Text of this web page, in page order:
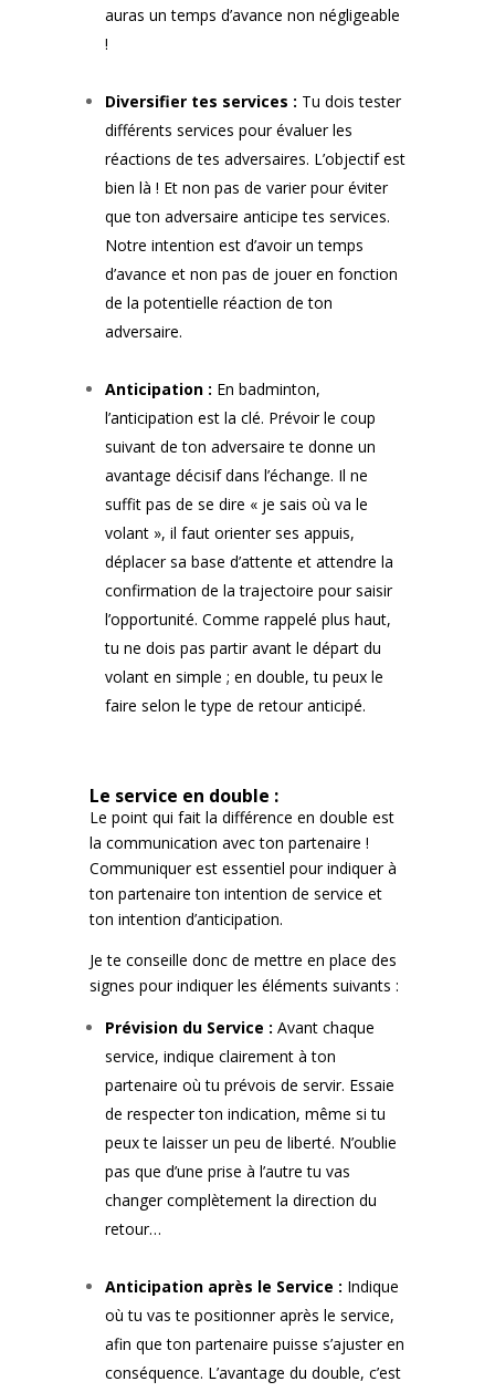
auras un temps d’avance non négligeable
!
Diversifier tes services : Tu dois tester
différents services pour évaluer les
réactions de tes adversaires. L’objectif est
bien là ! Et non pas de varier pour éviter
que ton adversaire anticipe tes services.
Notre intention est d’avoir un temps
d’avance et non pas de jouer en fonction
de la potentielle réaction de ton
adversaire.
Anticipation : En badminton,
l’anticipation est la clé. Prévoir le coup
suivant de ton adversaire te donne un
avantage décisif dans l’échange. Il ne
suffit pas de se dire « je sais où va le
volant », il faut orienter ses appuis,
déplacer sa base d’attente et attendre la
confirmation de la trajectoire pour saisir
l’opportunité. Comme rappelé plus haut,
tu ne dois pas partir avant le départ du
volant en simple ; en double, tu peux le
faire selon le type de retour anticipé.
Le service en double :
Le point qui fait la différence en double est
la communication avec ton partenaire !
Communiquer est essentiel pour indiquer à
ton partenaire ton intention de service et
ton intention d’anticipation.
Je te conseille donc de mettre en place des
signes pour indiquer les éléments suivants :
Prévision du Service : Avant chaque
service, indique clairement à ton
partenaire où tu prévois de servir. Essaie
de respecter ton indication, même si tu
peux te laisser un peu de liberté. N’oublie
pas que d’une prise à l’autre tu vas
changer complètement la direction du
retour…
Anticipation après le Service : Indique
où tu vas te positionner après le service,
afin que ton partenaire puisse s’ajuster en
conséquence. L’avantage du double, c’est